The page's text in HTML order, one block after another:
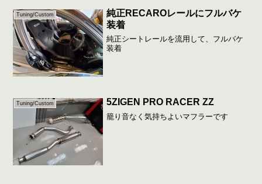
Tuning/Custom
純正RECAROレールにフルバケ
装着
純正シートレールを流用して、フルバケ
装着
Tuning/Custom 5ZIGEN PRO RACER ZZ
籠り音なく気持ちよいマフラーです